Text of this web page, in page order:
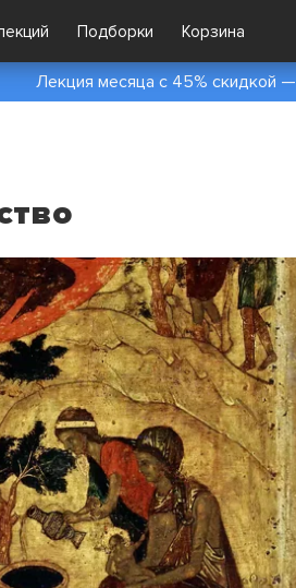
Подборки Корзина
Лекция месяца с 45% скидкой —